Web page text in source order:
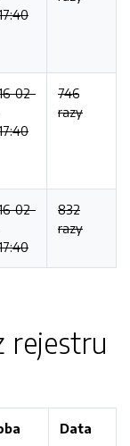
02-
746
razy
02-
832
razy
rejestru
Data